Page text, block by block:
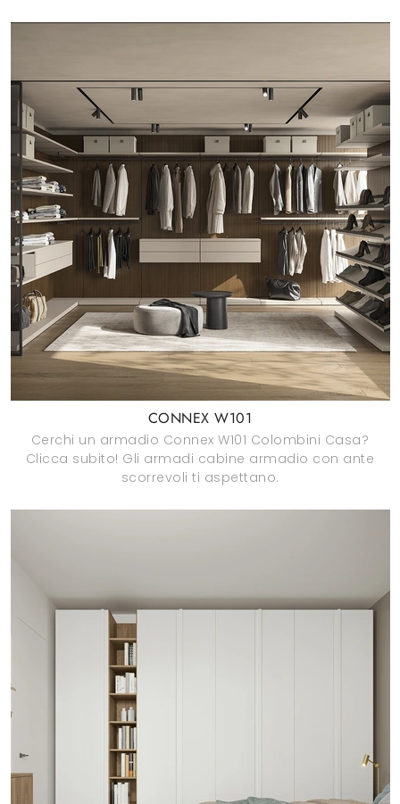
CONNEX W101
Cerchi un armadio Connex W101 Colombini Casa?
Clicca subito! Gli armadi cabine armadio con ante
scorrevoli ti aspettano.